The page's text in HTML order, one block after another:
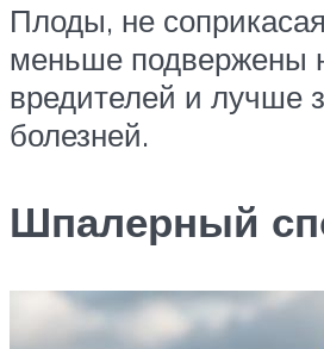
Плоды, не
меньше подвержены
вредителей и лучше
болезней.
Шпалерный